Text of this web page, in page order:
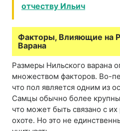
отчеству Ильич
Факторы, Влияющие на
Варана
Размеры Нильского варана
множеством факторов. Во-
что пол является одним из
Самцы обычно более
что может быть связано с
охоте. Но это не